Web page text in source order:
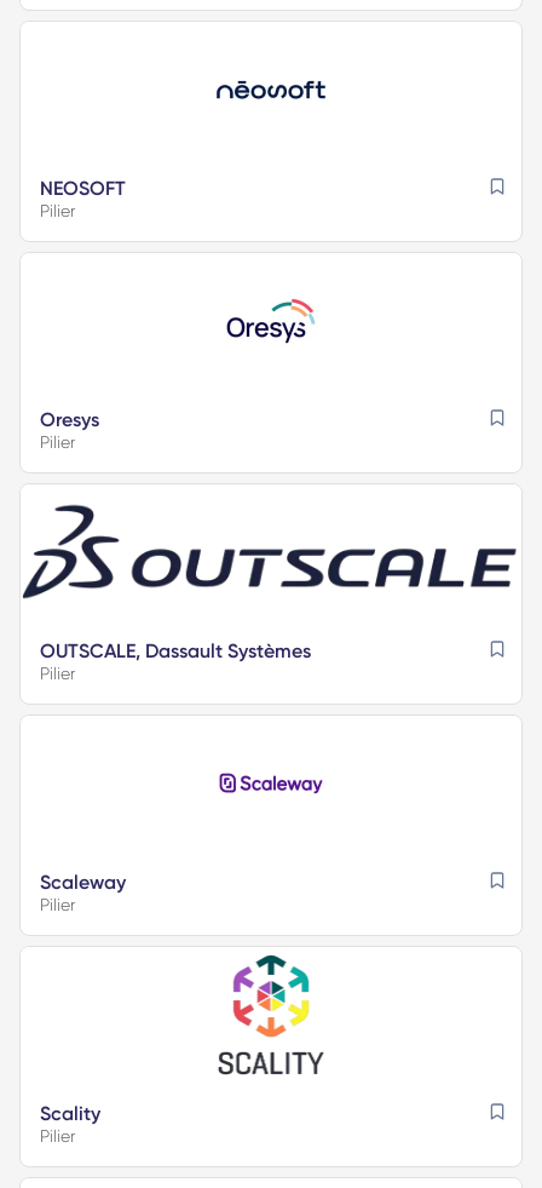
NEOSOFT
Pilier
Oresys
Pilier
OUTSCALE, Dassault Systèmes
Pilier
Scaleway
Pilier
Scality
Pilier